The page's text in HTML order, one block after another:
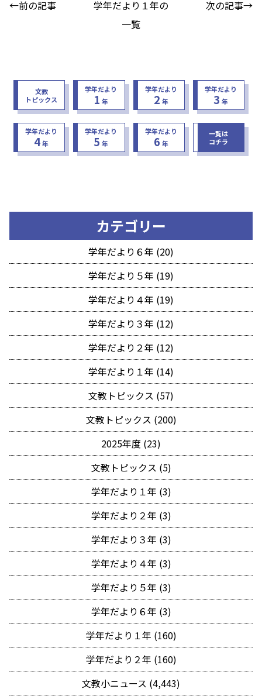
←前の記事
学年だより１年の
一覧
次の記事→
文教
トピックス
学年だより
1 年
学年だより
2 年
学年だより
3 年
学年だより
4年
学年だより
5 年
学年だより
6 年
一覧は
コチラ
カテゴリー
学年だより６年 (20)
学年だより５年 (19)
学年だより４年 (19)
学年だより３年 (12)
学年だより２年 (12)
学年だより１年 (14)
文教トピックス (57)
文教トピックス (200)
2025年度 (23)
文教トピックス (5)
学年だより１年 (3)
学年だより２年 (3)
学年だより３年 (3)
学年だより４年 (3)
学年だより５年 (3)
学年だより６年 (3)
学年だより１年 (160)
学年だより２年 (160)
文教小ニュース (4,443)